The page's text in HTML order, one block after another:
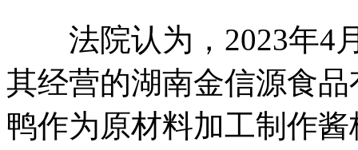
法院认为，2023年4
其经营的湖南金信源食
鸭作为原材料加工制作